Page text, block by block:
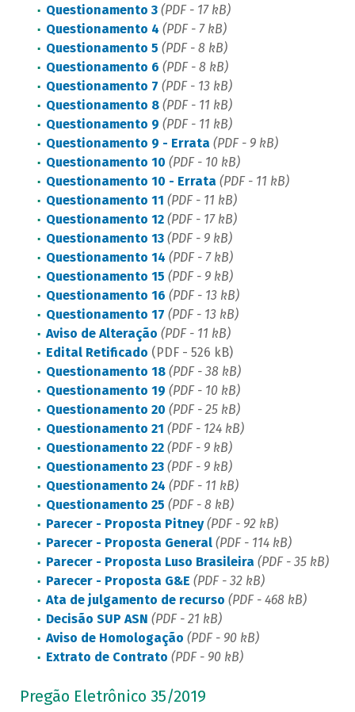
Questionamento 3(PDF - 17 kB)
Questionamento 4 (PDF - 7 kB)
Questionamento 5 (PDF - 8 kB)
Questionamento 6 (PDF - 8 kB)
Questionamento 7 (PDF - 13 kB)
Questionamento 8(PDF - 11 kB)
Questionamento 9 (PDF - 11 kB)
Questionamento 9 - Errata (PDF - 9 kB)
Questionamento 10 (PDF - 10 kB)
Questionamento 10 - Errata (PDF - 11 kB)
Questionamento 11 (PDF - 11 kB)
Questionamento 12(PDF - 17 kB)
Questionamento 13(PDF - 9 kB)
Questionamento 14 (PDF - 7 kB)
Questionamento 15 (PDF - 9 kB)
Questionamento 16 (PDF - 13 kB)
Questionamento 17 (PDF - 13 kB)
Aviso de Alteração (PDF - 11 kB)
Edital Retificado (PDF - 526 kB)
Questionamento 18(PDF - 38 kB)
Questionamento 19 (PDF - 10 kB)
Questionamento 20 (PDF - 25 kB)
Questionamento 21 (PDF - 124 kB)
Questionamento 22(PDF - 9 kB)
Questionamento 23(PDF - 9 kB)
Questionamento 24 (PDF - 11 kB)
Questionamento 25 (PDF - 8 kB)
Parecer - Proposta Pitney (PDF - 92 kB)
Parecer - Proposta General(PDF - 114 kB)
Parecer - Proposta Luso Brasileira (PDF - 35 kB)
Parecer - Proposta G&E (PDF - 32 kB)
Ata de julgamento de recurso (PDF - 468 kB)
Decisão SUP ASN (PDF - 21 kB)
Aviso de Homologação (PDF - 90 kB)
Extrato de Contrato (PDF - 90 kB)
Pregão Eletrônico 35/2019